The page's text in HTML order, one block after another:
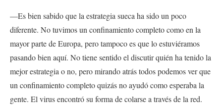
—Es bien sabido que la estrategia sueca ha sido un poco
diferente. No tuvimos un confinamiento completo como en la
mayor parte de Europa, pero tampoco es que lo estuviéramos
pasando bien aquí. No tiene sentido el discutir quién ha tenido la
mejor estrategia o no, pero mirando atrás todos podemos ver que
un confinamiento completo quizás no ayudó como esperaba la
gente. El virus encontró su forma de colarse a través de la red.